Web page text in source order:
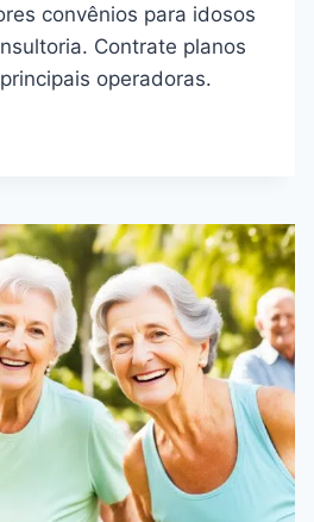
convênios para idosos
Contrate planos
operadoras.